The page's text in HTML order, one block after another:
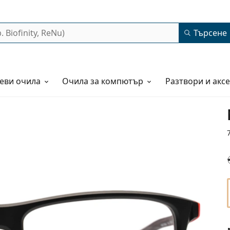
Търсене
очила Очила за компютър Разтвори и